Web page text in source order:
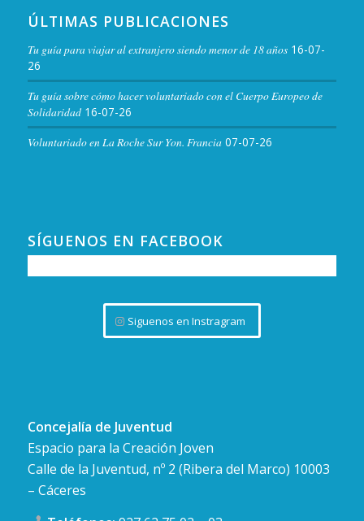
ÚLTIMAS PUBLICACIONES
Tu guía para viajar al extranjero siendo menor de 18 años 16-07-
26
Tu guía sobre cómo hacer voluntariado con el Cuerpo Europeo de
Solidaridad 16-07-26
Voluntariado en La Roche Sur Yon. Francia 07-07-26
SÍGUENOS EN FACEBOOK
Siguenos en Instragram
Concejalía de Juventud
Espacio para la Creación Joven
Calle de la Juventud, nº 2 (Ribera del Marco) 10003
– Cáceres